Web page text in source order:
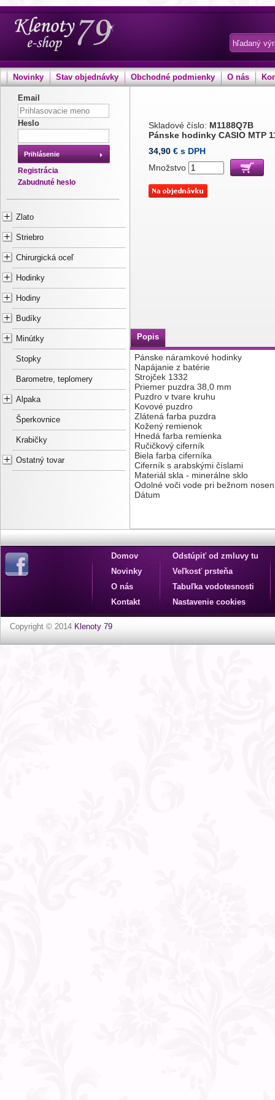
Novinky Stav objednávky Obchodné podmienky O nás
Email
Heslo
Prihlásenie
Registrácia
Zabudnuté heslo
Zlato
Striebro
Chirurgická oceľ
Hodinky
Hodiny
Budíky
Minútky
Stopky
Barometre, teplomery
Alpaka
Šperkovnice
Krabičky
Ostatný tovar
Skladové číslo: M1188Q7B
Pánske hodinky CASIO MTP
34,90 € s DPH
Množstvo
Popis
Pánske náramkové hodinky
Napájanie z batérie
Strojček 1332
Priemer puzdra 38,0 mm
Puzdro v tvare kruhu
Kovové puzdro
Zlátená farba puzdra
Kožený remienok
Hnedá farba remienka
Ručičkový ciferník
Biela farba ciferníka
Ciferník s arabskými číslami
Materiál skla - minerálne sklo
Odolné voči vode pri bežnom
Dátum
Domov
Novinky
O nás
Kontakt
Odstúpiť od zmluvy tu
Veľkosť prsteňa
Tabuľka vodotesnosti
Nastavenie cookies
Copyright © 2014 Klenoty 79